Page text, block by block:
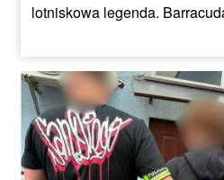
lotniskowa legenda.